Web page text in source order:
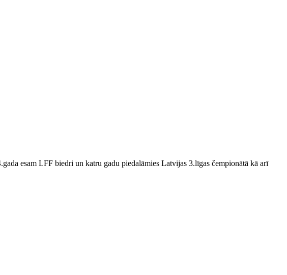
esam LFF biedri un katru gadu piedalāmies Latvijas 3.līgas čempionātā kā arī